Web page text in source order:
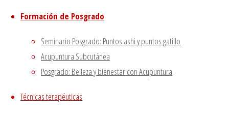
Formación de Posgrado
Seminario Posgrado: Puntos ashi y puntos gatillo
Acupuntura Subcutánea
Posgrado: Belleza y bienestar con Acupuntura
Técnicas terapéuticas
Escuela de acupuntura y medicina tradicional china
Aviso Legal|
|
Política de privacidad|
Volver arriba
Instagram